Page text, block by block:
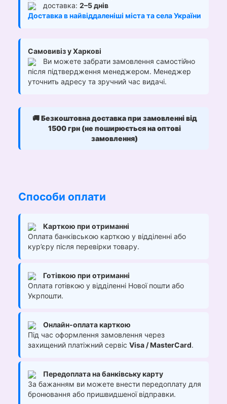
доставка: 2–5 днів
Доставка в найвіддаленіші міста та села України
Самовивіз у Харкові
Ви можете забрати замовлення самостійно
після підтвердження менеджером. Менеджер
уточнить адресу та зручний час видачі.
🚚Безкоштовна доставка при замовленні від
1500 грн (не поширюється на оптові
замовлення)
Способи оплати
Карткою при отриманні
Оплата банківською карткою у відділенні або
кур’єру після перевірки товару.
Готівкою при отриманні
Оплата готівкою у відділенні Нової пошти або
Укрпошти.
Онлайн-оплата карткою
Під час оформлення замовлення через
захищений платіжний сервіс Visa / MasterCard.
Передоплата на банківську карту
За бажанням ви можете внести передоплату для
бронювання або пришвидшеної відправки.